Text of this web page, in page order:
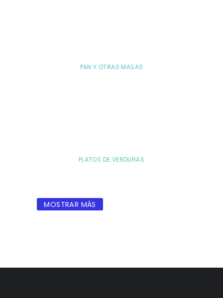
PAN Y OTRAS MASAS
PLATOS DE VERDURAS
MOSTRAR MÁS